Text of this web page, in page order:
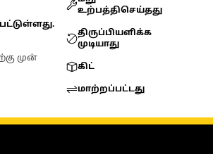
முன்
உற்பத்திசெய்தது
திருப்பியளிக்க
முடியாது
கிட்
மாற்றப்பட்டது